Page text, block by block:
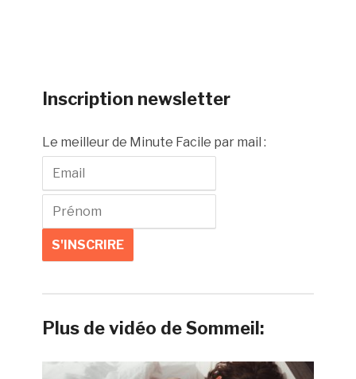
Inscription newsletter
Le meilleur de Minute Facile par mail :
Plus de vidéo de Sommeil: